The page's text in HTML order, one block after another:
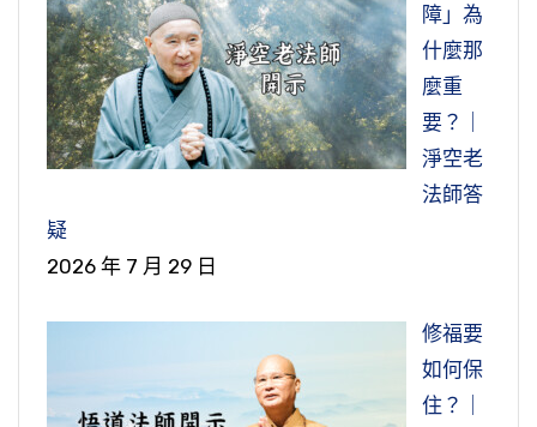
障」為
什麼那
麼重
要？｜
淨空老
法師答
疑
2026 年 7 月 29 日
修福要
如何保
住？｜